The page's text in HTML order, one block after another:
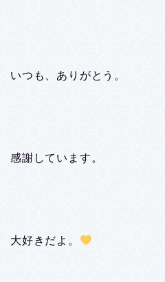
いつも、ありがとう。
感謝しています。
大好きだよ。